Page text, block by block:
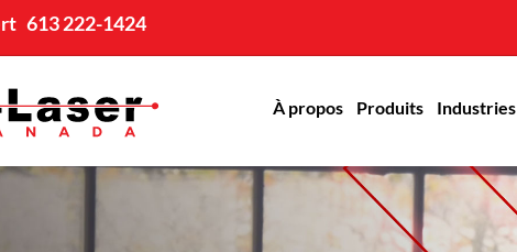
613 222-1424
À propos Produits Industries